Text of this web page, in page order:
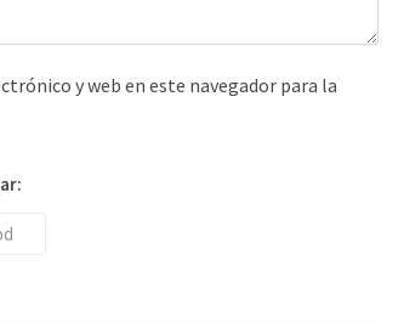
y web en este navegador para la